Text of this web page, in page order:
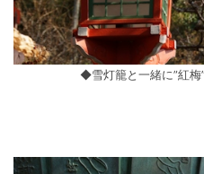
◆雪灯籠と一緒に”紅梅